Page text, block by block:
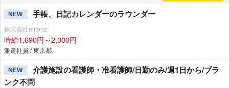
NEW 手帳、日記カレンダーのラウンダー
株式会社mitoriz
時給1,690円～2,000円
派遣社員 / 東京都
NEW
介護施設の看護師・准看護師/日勤のみ/週1日から/ブラ
ンク不問